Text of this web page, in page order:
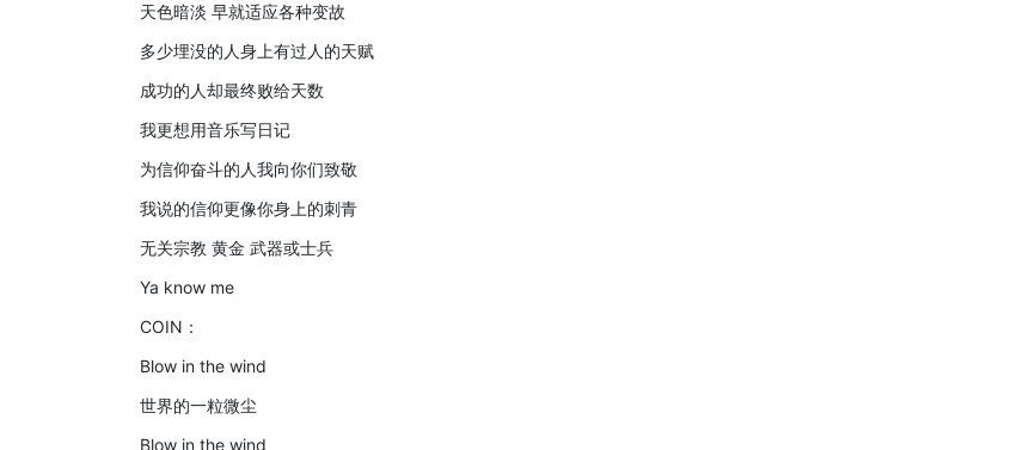
天色暗淡 早就适应各种变故
多少埋没的人身上有过人的天赋
成功的人却最终败给天数
我更想用音乐写日记
为信仰奋斗的人我向你们致敬
我说的信仰更像你身上的刺青
无关宗教 黄金 武器或士兵
Ya know me
COIN：
Blow in the wind
世界的一粒微尘
Blow in the wind